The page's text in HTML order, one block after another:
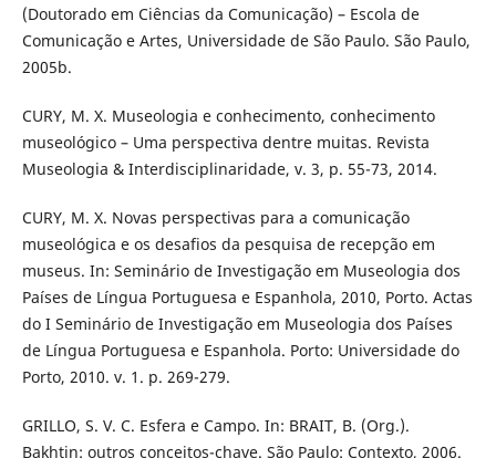
(Doutorado em Ciências da Comunicação) – Escola de
Comunicação e Artes, Universidade de São Paulo. São Paulo,
2005b.
CURY, M. X. Museologia e conhecimento, conhecimento
museológico – Uma perspectiva dentre muitas. Revista
Museologia & Interdisciplinaridade, v. 3, p. 55-73, 2014.
CURY, M. X. Novas perspectivas para a comunicação
museológica e os desafios da pesquisa de recepção em
museus. In: Seminário de Investigação em Museologia dos
Países de Língua Portuguesa e Espanhola, 2010, Porto. Actas
do I Seminário de Investigação em Museologia dos Países
de Língua Portuguesa e Espanhola. Porto: Universidade do
Porto, 2010. v. 1. p. 269-279.
GRILLO, S. V. C. Esfera e Campo. In: BRAIT, B. (Org.).
Bakhtin: outros conceitos-chave. São Paulo: Contexto, 2006.